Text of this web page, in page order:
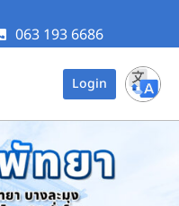
063 193 6686
Login